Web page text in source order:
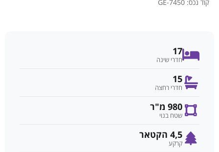
קוד נכס: GE-7450
17
חדרי שינה
15
חדרי רחצה
980 מ"ר
שטח בנוי
4,5 הקטאר
קרקע